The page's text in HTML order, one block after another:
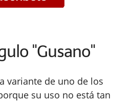
"Gusano"
variante de uno de los
su uso no está tan